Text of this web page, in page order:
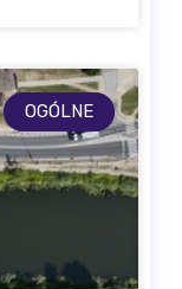
OGÓLNE